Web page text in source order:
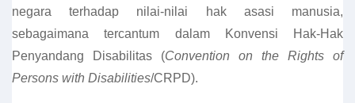
negara terhadap nilai-nilai hak asasi manusia,
sebagaimana tercantum dalam Konvensi Hak-Hak
Penyandang Disabilitas (Convention on the Rights of
Persons with Disabilities/CRPD).